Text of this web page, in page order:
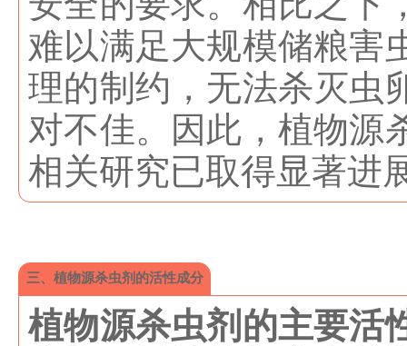
难以满足大规模储粮害
理的制约，无法杀灭虫
对不佳。因此，植物源
相关研究已取得显著进
三、植物源杀虫剂的活性成分
植物源杀虫剂的主要活